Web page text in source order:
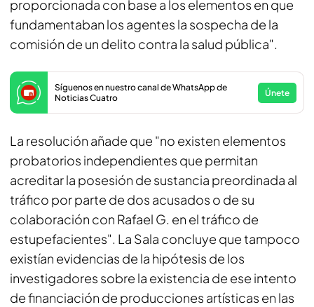
proporcionada con base a los elementos en que
fundamentaban los agentes la sospecha de la
comisión de un delito contra la salud pública".
Síguenos en nuestro canal de WhatsApp de
Noticias Cuatro
Únete
La resolución añade que "no existen elementos
probatorios independientes que permitan
acreditar la posesión de sustancia preordinada al
tráfico por parte de dos acusados o de su
colaboración con Rafael G. en el tráfico de
estupefacientes". La Sala concluye que tampoco
existían evidencias de la hipótesis de los
investigadores sobre la existencia de ese intento
de financiación de producciones artísticas en las